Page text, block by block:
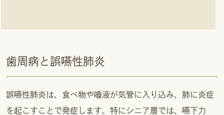
歯周病と誤嚥性肺炎
誤嚥性肺炎は、食べ物や唾液が気管に入り込み、肺に炎症
を起こすことで発症します。特にシニア層では、嚥下力